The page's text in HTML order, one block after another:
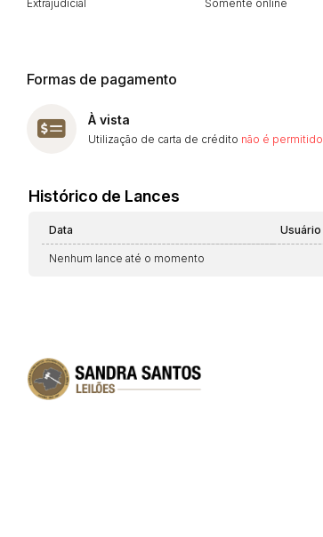
Extrajudicial Somente online
Formas de pagamento
À vista
Utilização de carta de crédito não é permitido
Histórico de Lances
Data Usuário
Nenhum lance até o momento